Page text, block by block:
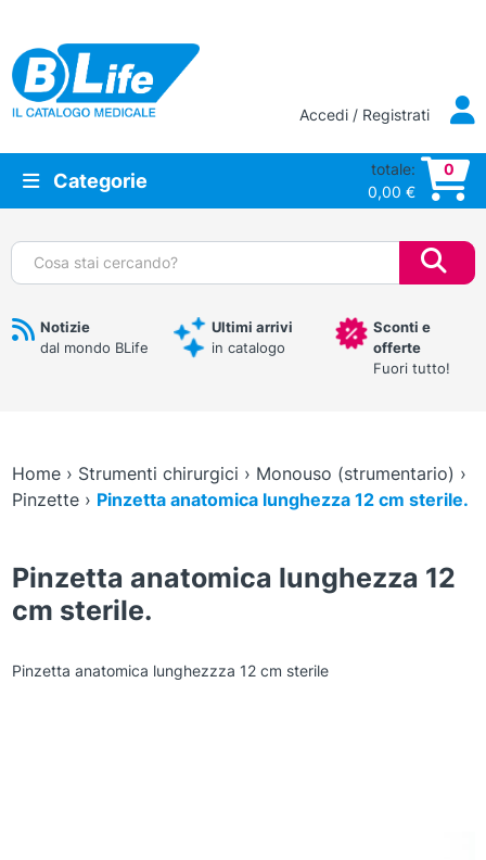
Vai al contenuto principale
Accedi / Registrati
Categorie
totale:
0,00 €
0
Cerca:
Notizie
dal mondo BLife
Ultimi arrivi
in catalogo
Sconti e
offerte
Fuori tutto!
Home› Strumenti chirurgici › Monouso (strumentario) ›
Pinzette› Pinzetta anatomica lunghezza 12 cm sterile.
Pinzetta anatomica lunghezza 12
cm sterile.
Pinzetta anatomica lunghezzza 12 cm sterile